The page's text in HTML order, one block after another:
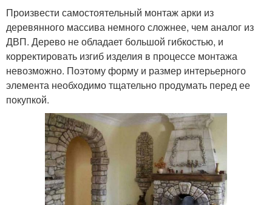
Произвести самостоятельный монтаж арки из
деревянного массива немного сложнее, чем аналог из
ДВП. Дерево не обладает большой гибкостью, и
корректировать изгиб изделия в процессе монтажа
невозможно. Поэтому форму и размер интерьерного
элемента необходимо тщательно продумать перед ее
покупкой.